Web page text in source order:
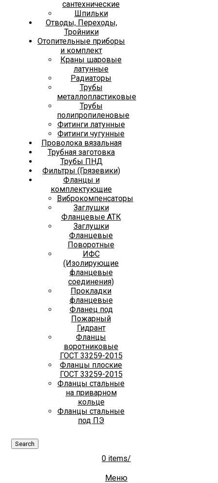
сантехнические
Шпильки
Отводы, Переходы,
Тройники
Отопительные приборы
и комплект
Краны шаровые
латунные
Радиаторы
Трубы
металлопластиковые
Трубы
полипропиленовые
Фитинги латунные
Фитинги чугунные
Проволока вязальная
Трубная заготовка
Трубы ПНД
Фильтры (Грязевики)
Фланцы и
комплектующие
Виброкомпенсаторы
Заглушки
Фланцевые АТК
Заглушки
Фланцевые
Поворотные
ИФС
(Изолирующие
фланцевые
соединения)
Прокладки
фланцевые
Фланец под
Пожарный
Гидрант
Фланцы
воротниковые
ГОСТ 33259-2015
Фланцы плоские
ГОСТ 33259-2015
Фланцы стальные
на приварном
кольце
Фланцы стальные
под ПЭ
Search
0 items/
Меню